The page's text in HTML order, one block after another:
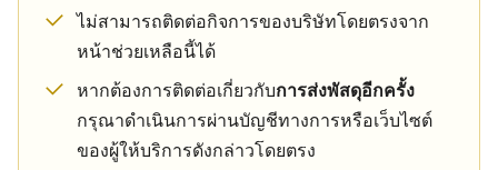
ไม่สามารถติดต่อกิจการของบริษัทโดยตรงจาก
หน้าช่วยเหลือนี้ได้
หากต้องการติดต่อเกี่ยวกับการส่งพัสดุอีกครั้ง
กรุณาดำเนินการผ่านบัญชีทางการหรือเว็บไซต์
ของผู้ให้บริการดังกล่าวโดยตรง